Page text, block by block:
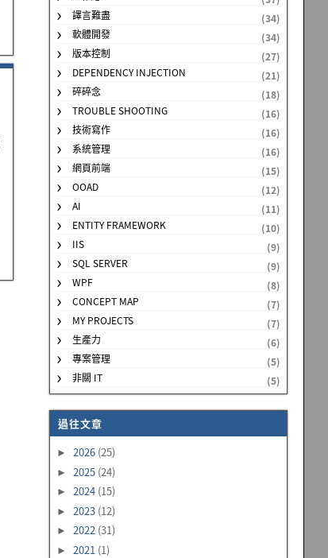
譯言難盡
(34)
軟體開發
(34)
版本控制
(27)
DEPENDENCY INJECTION
(21)
碎碎念
(18)
TROUBLE SHOOTING
(16)
技術寫作
(16)
系統管理
(16)
網頁前端
(15)
OOAD
(12)
AI
(11)
ENTITY FRAMEWORK
(10)
IIS
(9)
SQL SERVER
(9)
WPF
(8)
CONCEPT MAP
(7)
MY PROJECTS
(7)
生產力
(6)
專案管理
(5)
非關 IT
(5)
過往文章
► 2026 (25)
► 2025 (24)
► 2024 (15)
► 2023 (12)
► 2022 (31)
► 2021 (1)